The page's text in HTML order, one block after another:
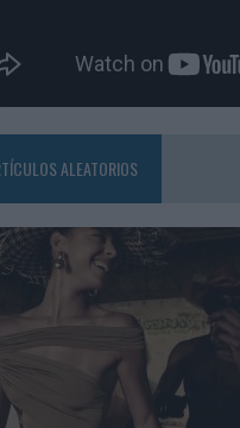
ALEATORIOS